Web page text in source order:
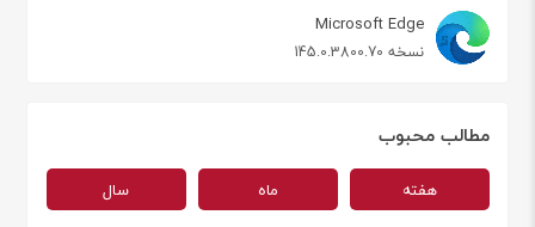
Microsoft Edge
نسخه 145.0.3800.70
مطالب محبوب
هفته ماه سال